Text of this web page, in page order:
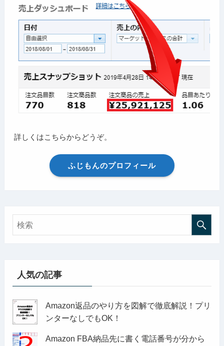
詳しくはこちらからどうぞ。
ふじもんのプロフィール
人気の記事
Amazon返品のやり方を図解で徹底解説！プリ
ンターなしでもOK！
Amazon FBA納品先に書く電話番号が分から